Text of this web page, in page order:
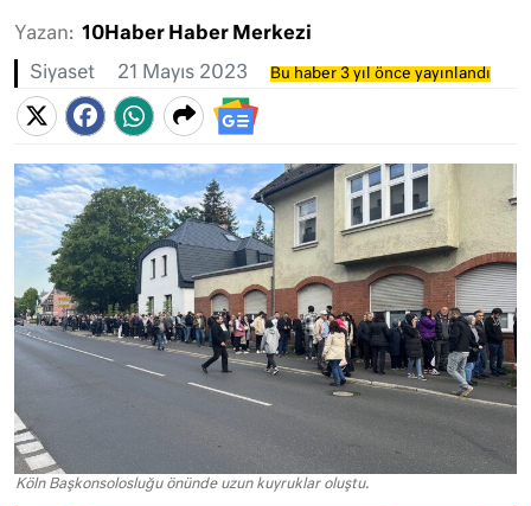
Yazan: 10Haber Haber Merkezi
Siyaset 21 Mayıs 2023 Bu haber 3 yıl önce yayınlandı
Köln Başkonsolosluğu önünde uzun kuyruklar oluştu.